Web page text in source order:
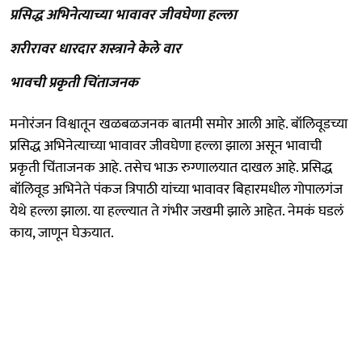
प्रसिद्ध अभिनेत्याच्या भावावर जीवघेणा हल्ला
शरीरावर धारदार शस्त्राने केले वार
भावची प्रकृती चिंताजनक
मनोरंजन विश्वातून खळबळजनक बातमी समोर आली आहे. बॉलिवूडच्या
प्रसिद्ध अभिनेत्याच्या भावावर जीवघेणा हल्ला झाला असून भावाची
प्रकृती चिंताजनक आहे. तसेच भाऊ रुग्णालयात दाखल आहे. प्रसिद्ध
बॉलिवूड अभिनेते पंकज त्रिपाठी यांच्या भावावर बिहारमधील गोपालगंज
येथे हल्ला झाला. या हल्ल्यात ते गंभीर जखमी झाले आहेत. नेमकं घडलं
काय, जाणून घेऊयात.